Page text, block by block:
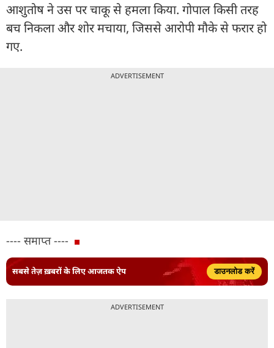
आशुतोष ने उस पर चाकू से हमला किया. गोपाल किसी तरह
बच निकला और शोर मचाया, जिससे आरोपी मौके से फरार हो
गए.
ADVERTISEMENT
---- समाप्त ----
सबसे तेज़ ख़बरों के लिए आजतक ऐप डाउनलोड करें
ADVERTISEMENT